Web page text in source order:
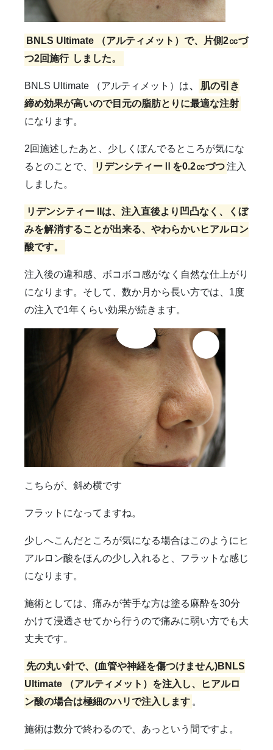
BNLS Ultimate （アルティメット）で、片側2㏄づ
つ2回施行 しました。
BNLS Ultimate （アルティメット）は、
肌の引き
締め効果が高いので目元の脂肪とりに最適な注射
になります。
2回施述したあと、少しくぼんでるところが気にな
るとのことで、
リデンシティーⅡを0.2㏄づつ注入
しました。
リデンシティー IIは、注入直後より凹凸なく、くぼ
みを解消することが出来る、やわらかいヒアルロン
酸です。
注入後の違和感、ボコボコ感がなく自然な仕上がり
になります。そして、数か月から長い方では、1度
の注入で1年くらい効果が続きます。
こちらが、斜め横です
フラットになってますね。
少しへこんだところが気になる場合はこのようにヒ
アルロン酸をほんの少し入れると、フラットな感じ
になります。
施術としては、痛みが苦手な方は塗る麻酔を30分
かけて浸透させてから行うので痛みに弱い方でも大
丈夫です。
先の丸い針で、(血管や神経を傷つけません)BNLS
Ultimate （アルティメット）を注入し、ヒアルロ
ン酸の場合は極細のハリで注入します 。
施術は数分で終わるので、あっという間ですよ。